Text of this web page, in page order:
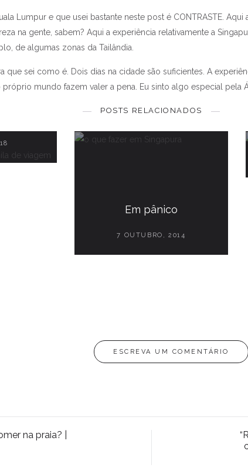
Lumpur e que usei bastante neste post é CONTRASTE. Aqui
na gente, sabem? Aqui a experiência relativamente a
de algumas zonas da Tailândia.
que sei como é. Dois dias na cidade são suficientes. A
mundo fazem valer a pena. Eu sinto algo especial pela
POSTS RELACIONADOS
e...
O que fazer em Singapura |
Em pânico
7 OUTUBRO, 2014
ESCREVA UM COMENTÁRIO
na praia? |